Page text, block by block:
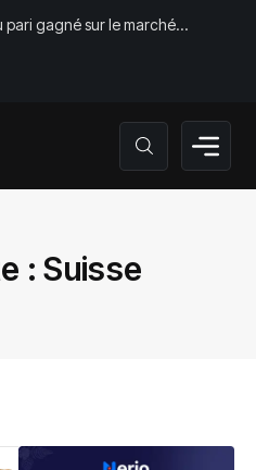
pari gagné sur le marché
:Suisse